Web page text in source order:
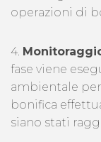
operazioni di
4.
fase viene
ambientale per
bonifica
siano stati